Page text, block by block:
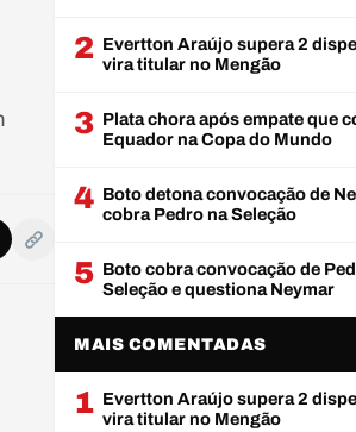
2 Evertton Araújo supera 2
vira titular no Mengão
3 Plata chora após empate que
Equador na Copa do Mundo
4 Boto detona convocação de
cobra Pedro na Seleção
5 Boto cobra convocação de
Seleção e questiona Neymar
MAIS COMENTADAS
1 Evertton Araújo supera 2
vira titular no Mengão